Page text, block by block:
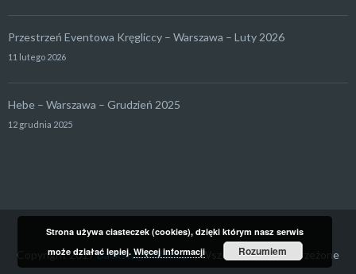
Przestrzeń Eventowa Kręgliccy – Warszawa – Luty 2026
11 lutego 2026
Hebe – Warszawa – Grudzień 2025
12 grudnia 2025
Copyright 2017Backstage4Rent.pl| Wszelkie prawa zastrzeżone
Strona używa ciasteczek (cookies), dzięki którym nasz serwis
może działać lepiej.Więcej informacji Rozumiem